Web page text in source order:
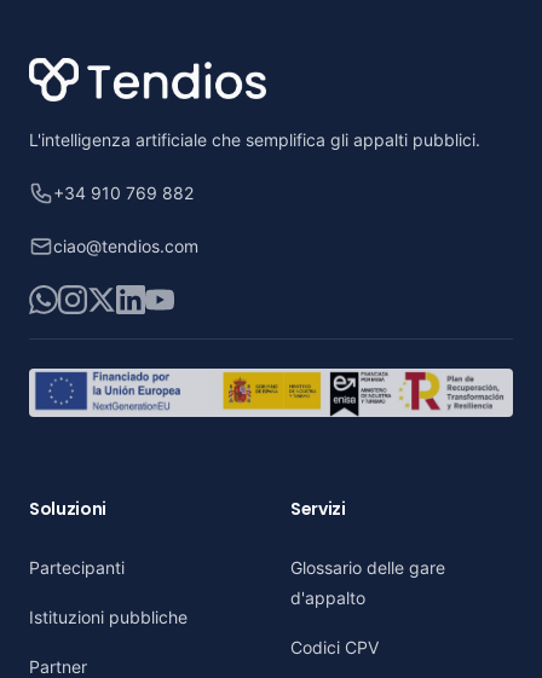
L'intelligenza artificiale che semplifica gli appalti pubblici.
+34 910 769 882
ciao@tendios.com
WhatsApp
Instagram
X LinkedIn
YouTube
Soluzioni
Partecipanti
Istituzioni pubbliche
Partner
Servizi
Glossario delle gare
d'appalto
Codici CPV